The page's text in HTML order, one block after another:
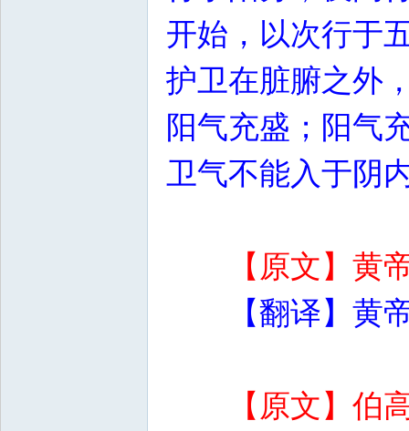
开始，以次行于
护卫在脏腑之外
阳气充盛；阳气
卫气不能入于阴
【原文】黄
【翻译】黄
【原文】伯